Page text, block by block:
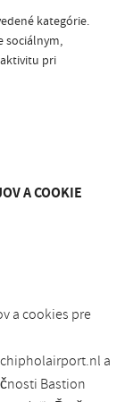
kategórie.
sociálnym,
pri
A COOKIE
a cookies pre
a
Bastion